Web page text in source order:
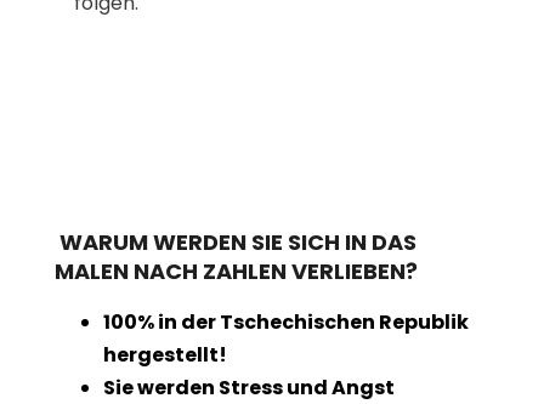
WARUM WERDEN SIE SICH IN DAS
MALEN NACH ZAHLEN VERLIEBEN?
100% in der Tschechischen Republik
hergestellt!
Sie werden Stress und Angst